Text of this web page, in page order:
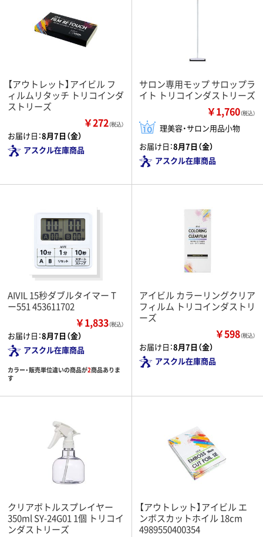
【アウトレット】アイビル フ
ィルムリタッチ トリコインダ
ストリーズ
￥272（税込）
お届け日：8月7日（金）
アスクル在庫商品
サロン専用モップ サロップラ
イト トリコインダストリーズ
￥1,760（税込）
理美容・サロン用品小物
お届け日：8月7日（金）
アスクル在庫商品
AIVIL 15秒ダブルタイマー T
ー551 453611702
￥1,833（税込）
お届け日：8月7日（金）
アスクル在庫商品
カラー・販売単位違いの商品が2商品ありま
す
アイビル カラーリングクリア
フィルム トリコインダストリ
ーズ
￥598（税込）
お届け日：8月7日（金）
アスクル在庫商品
クリアボトルスプレイヤー
350ml SY-24G01 1個 トリコイ
ンダストリーズ
【アウトレット】アイビル エ
ンボスカットホイル 18cm
4989550400354